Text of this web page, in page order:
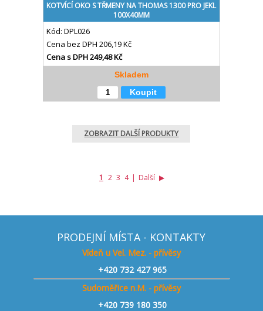
KOTVÍCÍ OKO S TŘMENY NA THOMAS 1300 PRO JEKL
100X40MM
Kód: DPL026
Cena bez DPH 206,19 Kč
Cena s DPH249,48 Kč
Skladem
Koupit
ZOBRAZIT DALŠÍ PRODUKTY
1 2 3 4 | Další ▶
PRODEJNÍ MÍSTA - KONTAKTY
Vídeň u Vel. Mez. - přívěsy
+420 732 427 965
Sudoměřice n.M. - přívěsy
+420 739 180 350